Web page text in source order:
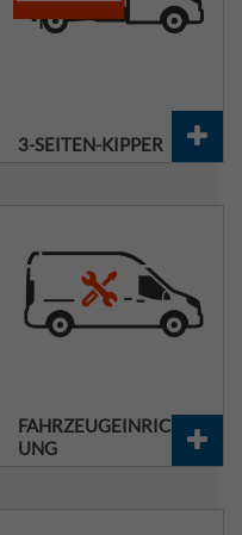
3-SEITEN-KIPPER
FAHRZEUGEINRICHT
UNG